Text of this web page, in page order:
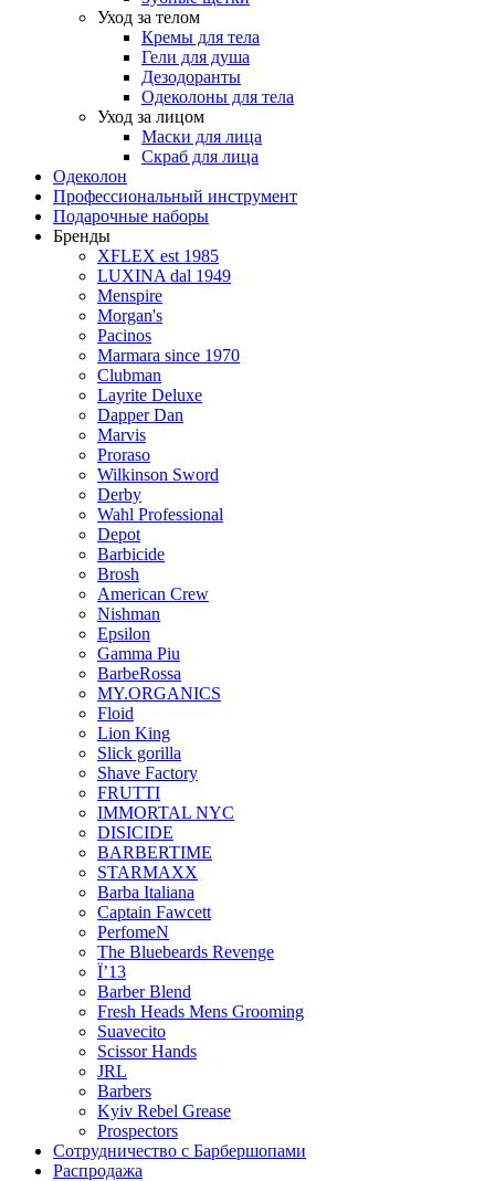
Уход за телом
Кремы для тела
Гели для душа
Дезодоранты
Одеколоны для тела
Уход за лицом
Маски для лица
Скраб для лица
Одеколон
Профессиональный инструмент
Подарочные наборы
Бренды
XFLEX est 1985
LUXINA dal 1949
Menspire
Morgan's
Pacinos
Marmara since 1970
Clubman
Layrite Deluxe
Dapper Dan
Marvis
Proraso
Wilkinson Sword
Derby
Wahl Professional
Depot
Barbicide
Brosh
American Crew
Nishman
Epsilon
Gamma Piu
BarbeRossa
MY.ORGANICS
Floid
Lion King
Slick gorilla
Shave Factory
FRUTTI
IMMORTAL NYC
DІSICIDE
BARBERTIME
STARMAXX
Barba Italiana
Captain Fawcett
PerfomeN
The Bluebeards Revenge
Ї’13
Barber Blend
Fresh Heads Mens Grooming
Suavecito
Scissor Hands
JRL
Barbers
Kyiv Rebel Grease
Prospectors
Сотрудничество с Барбершопами
Распродажа